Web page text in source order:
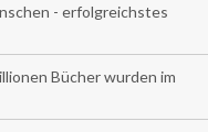
- erfolgreichstes
Bücher wurden im